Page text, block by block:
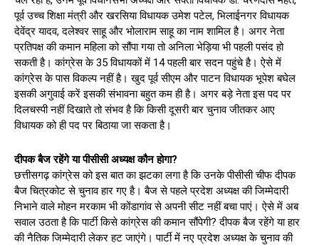
पूर्व उच्च शिक्षा मंत्री और खरसिया विधायक उमेश पटेल, भिलाईनगर विधायक
देवेंद्र यादव, दलेश्वर साहू और भोलाराम साहू का नाम शामिल है। अगर नेता
प्रतिपक्ष की कमान महिला को सौंपा गया तो अनिला भेड़िया भी पहली पसंद हो
सकती है। कांग्रेस के 35 विधायकों में 14 पहली बार सदन पहुंचे है। ऐसे में
कांग्रेस के पास विकल्प नहीं है। खुद पूर्व सीएम और पाटन विधायक भूपेश बघेल
इसकी अगुवाई करें इसकी संभावना बहुत कम ही है। अगर बड़े नेता इस पद पर
दिलचस्पी नहीं दिखाते तो संभव है कि किसी दूसरी बार चुनाव जीतकर आए
विधायक को ही पद पर बिठाया जा सकता है।
दीपक बैज रहेंगे या पीसीसी अध्यक्ष कौन होगा?
छत्तीसगढ़ कांग्रेस को इस बात का झटका लगा है कि उनके पीसीसी चीफ दीपक
बैज चित्रकोट से चुनाव हार गए है। बैज से पहले प्रदेश अध्यक्ष की जिम्मेदारी
निभाने वाले मोहन मरकाम भी कोंडागांव से अपनी सीट नहीं बचा पाएं। ऐसे में अब
सवाल उठता है कि पार्टी किसे कांग्रेस की कमान सौंपेगी? दीपक बैज रहेंगे या हार
की नैतिक जिम्मेदारी लेकर हट जाएंगे। पार्टी में नए प्रदेश अध्यक्ष के चुनाव की